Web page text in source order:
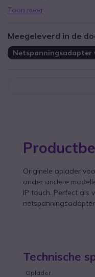
Toon meer
Meegeleverd in de
Netspanningsadapter
Originele oplader
onder andere
IP touch. Perfect als
Technische
Oplader